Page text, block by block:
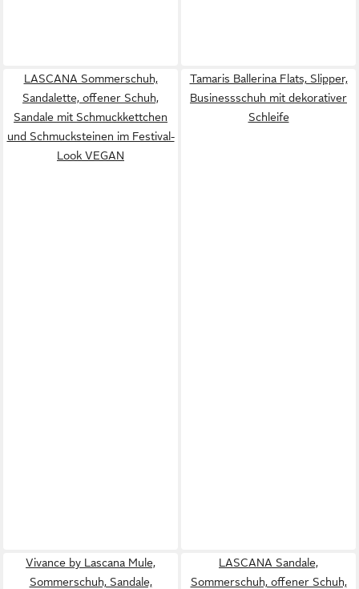
LASCANA Sommerschuh,
Sandalette, offener Schuh,
Sandale mit Schmuckkettchen
und Schmucksteinen im Festival-
Look VEGAN
Tamaris Ballerina Flats, Slipper,
Businessschuh mit dekorativer
Schleife
Vivance by Lascana Mule,
Sommerschuh, Sandale,
LASCANA Sandale,
Sommerschuh, offener Schuh,